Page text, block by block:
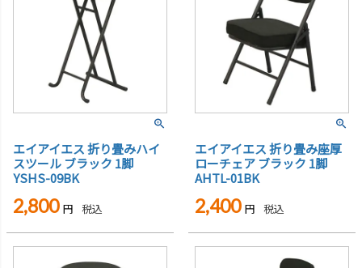
エイアイエス 折り畳みハイ
スツール ブラック 1脚
YSHS-09BK
2,800 税込
エイアイエス 折り畳み座厚
ローチェア ブラック 1脚
AHTL-01BK
2,400 税込